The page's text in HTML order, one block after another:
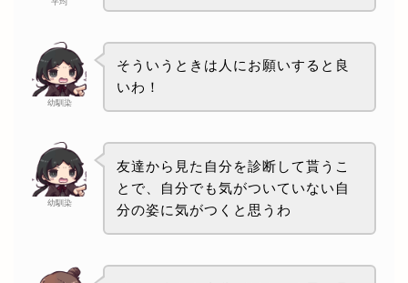
平均
幼馴染
そういうときは人にお願いすると良
いわ！
幼馴染
友達から見た自分を診断して貰うこ
とで、自分でも気がついていない自
分の姿に気がつくと思うわ